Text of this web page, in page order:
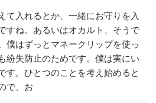
て入れるとか、一緒にお守りを入
すね。あるいはオカルト、そうで
僕はずっとマネークリップを使っ
紛失防止のためです。僕は実にい
す。ひとつのことを考え始めると
で、お